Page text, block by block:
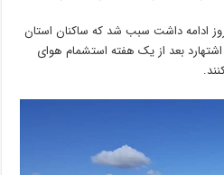
ادامه داشت سبب شد که ساکنان استان
بعد از یک هفته استشمام هوای